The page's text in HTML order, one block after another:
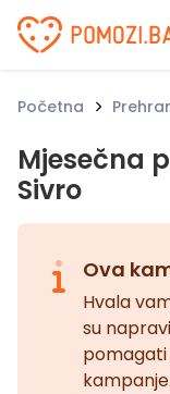
Udruženje
Početna
Mjesečna
Sivro
Ova
Hvala
su
pomagati
kampanje.